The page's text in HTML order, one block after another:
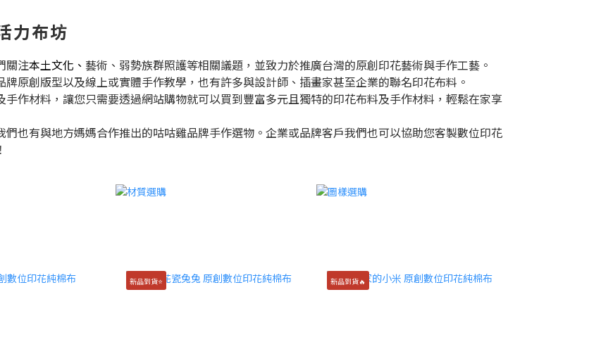
力布坊
關注本土文化、 藝術、弱勢族群照護等相關議題，並致力於推廣台灣的原創印花藝術與手作工藝。
原創版型以及線上或實體手作教學，也有許多與設計師、插畫家甚至企業的聯名印花布料。
作材料，讓您只需要透過網站購物就可以買到豐富多元且獨特的印花布料及手作材料，輕鬆在家享
也有與地方媽媽合作推出的咕咕雞品牌手作選物。企業或品牌客戶我們也可以協助您客製數位印花
新品到貨⭐️ 新品到貨🔥